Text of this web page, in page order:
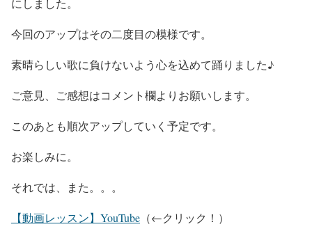
にしました。
今回のアップはその二度目の模様です。
素晴らしい歌に負けないよう心を込めて踊りました♪
ご意見、ご感想はコメント欄よりお願いします。
このあとも順次アップしていく予定です。
お楽しみに。
それでは、また。。。
【動画レッスン】YouTube （←クリック！）